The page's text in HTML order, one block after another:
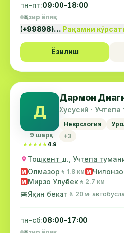
пн–пт:09:00–18:00
Ҳозир ёпиқ
(+99898)… Рақамни
Ёзилиш
Д
9 шарҳ
★★★★★
★★★★★4.9
Дармон
Хусусий · Учтепа
Неврология
+3
Тошкент ш., Учтепа
М Олмазор 🚶 1.8 км М
М Мирзо Улуғбек 🚶 2.7 км
🚌Яқин бекат 🚶 20 м·
пн–сб:08:00–17:00
Ҳозир ёпиқ